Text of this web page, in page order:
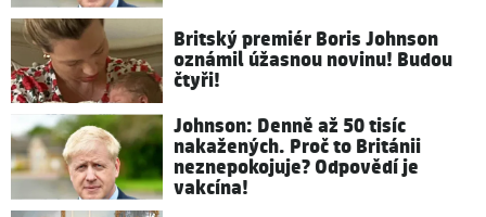
Britský premiér Boris Johnson
oznámil úžasnou novinu! Budou
čtyři!
Johnson: Denně až 50 tisíc
nakažených. Proč to Británii
neznepokojuje? Odpovědí je
vakcína!